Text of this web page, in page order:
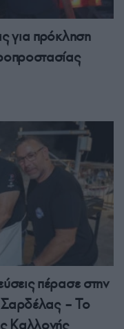
για πρόκληση
πέρασε στην
Σαρδέλας – Το
Καλλονής